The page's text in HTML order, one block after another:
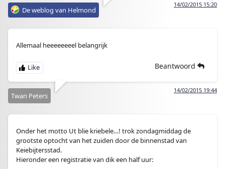
14/02/2015 15:20
De weblog van Helmond
Allemaal heeeeeeeel belangrijk
Beantwoord
14/02/2015 19:44
Twan Peters
Onder het motto Ut blie kriebele…! trok zondagmiddag de
grootste optocht van het zuiden door de binnenstad van
Keiebijtersstad.
Hieronder een registratie van dik een half uur: